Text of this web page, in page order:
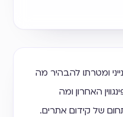
ומטרתו להבהיר מה
האחרון ומה
של קידום אתרים.